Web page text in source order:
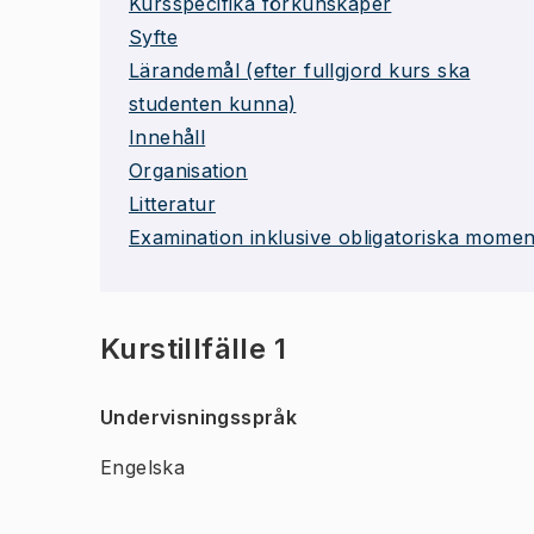
Syfte
Lärandemål (efter fullgjord kurs ska
studenten kunna)
Innehåll
Organisation
Litteratur
Examination inklusive obligatoriska
Kurstillfälle 1
Undervisningsspråk
Engelska